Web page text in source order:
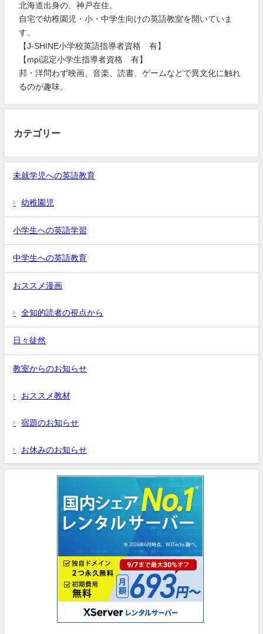
北海道出身の、神戸在住。
自宅で幼稚園児・小・中学生向けの英語教室を開いていま
す。
【J-SHINE小学校英語指導者資格 有】
【mpi認定小学生指導者資格 有】
邦・洋問わず映画、音楽、読書、ゲームなどで異文化に触れ
るのが趣味。
カテゴリー
未就学児への英語教育
幼稚園児
小学生への英語学習
中学生への英語教育
おススメ漫画
全知的読者の視点から
日々徒然
教室からのお知らせ
おススメ教材
宿題のお知らせ
お休みのお知らせ